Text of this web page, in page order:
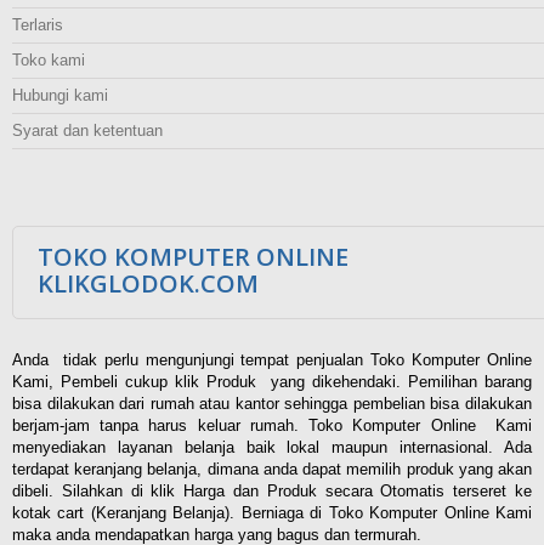
Terlaris
Toko kami
Hubungi kami
Syarat dan ketentuan
TOKO KOMPUTER ONLINE
KLIKGLODOK.COM
Anda tidak perlu mengunjungi tempat penjualan Toko Komputer Online
Kami, Pembeli cukup klik Produk yang dikehendaki. Pemilihan barang
bisa dilakukan dari rumah atau kantor sehingga pembelian bisa dilakukan
berjam-jam tanpa harus keluar rumah. Toko Komputer Online Kami
menyediakan layanan belanja baik lokal maupun internasional. Ada
terdapat keranjang belanja, dimana anda dapat memilih produk yang akan
dibeli. Silahkan di klik Harga dan Produk secara Otomatis terseret ke
kotak cart (Keranjang Belanja). Berniaga di Toko Komputer Online Kami
maka anda mendapatkan harga yang bagus dan termurah.